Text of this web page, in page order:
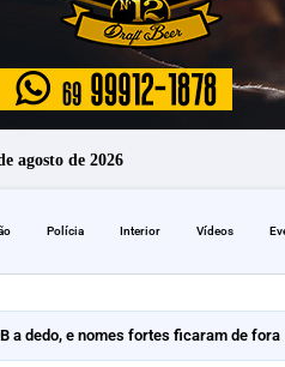
agosto de 2026
Polícia Interior Vídeos
a dedo, e nomes fortes ficaram de fora